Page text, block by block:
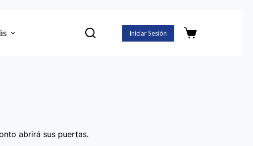
Iniciar Sesión
Carro
abrirá sus puertas.